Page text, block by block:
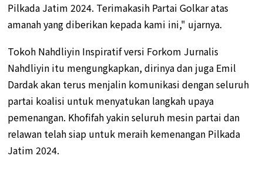
Pilkada Jatim 2024. Terimakasih Partai Golkar atas
amanah yang diberikan kepada kami ini," ujarnya.
Tokoh Nahdliyin Inspiratif versi Forkom Jurnalis
Nahdliyin itu mengungkapkan, dirinya dan juga Emil
Dardak akan terus menjalin komunikasi dengan seluruh
partai koalisi untuk menyatukan langkah upaya
pemenangan. Khofifah yakin seluruh mesin partai dan
relawan telah siap untuk meraih kemenangan Pilkada
Jatim 2024.